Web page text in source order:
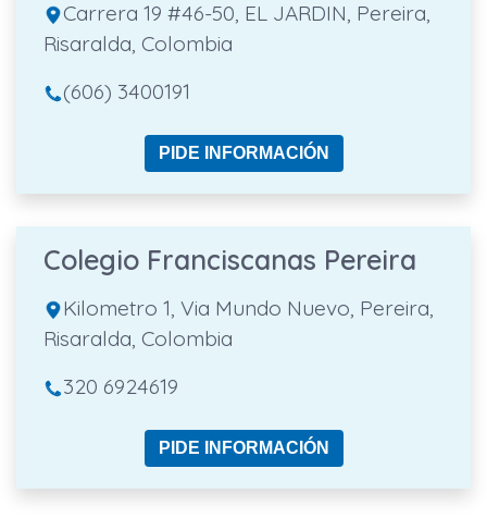
Carrera 19 #46-50, EL JARDIN, Pereira,
Risaralda, Colombia
(606) 3400191
PIDE INFORMACIÓN
Colegio Franciscanas Pereira
Kilometro 1, Via Mundo Nuevo, Pereira,
Risaralda, Colombia
320 6924619
PIDE INFORMACIÓN